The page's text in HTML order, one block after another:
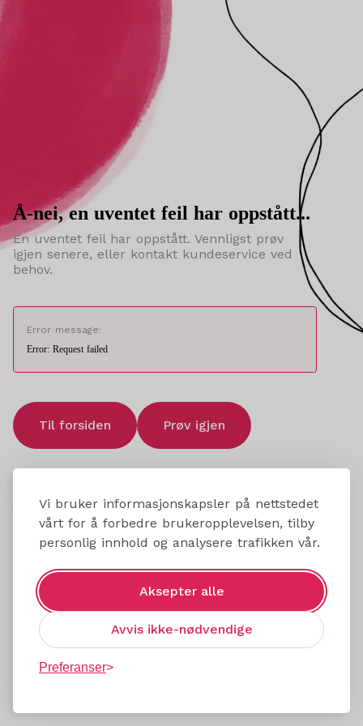
Vi bruker informasjonskapsler på nettstedet
vårt for å forbedre brukeropplevelsen, tilby
personlig innhold og analysere trafikken vår.
Aksepter alle
Avvis ikke-nødvendige
Preferanser
Å-nei, en uventet feil har oppstått...
En uventet feil har oppstått. Vennligst prøv
igjen senere, eller kontakt kundeservice ved
behov.
Error message:
Error: Request failed
Til forsiden Prøv igjen